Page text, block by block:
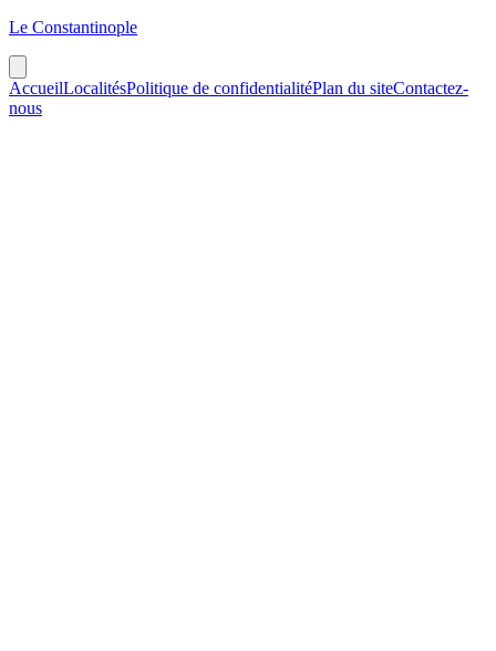
Le Constantinople
AccueilLocalitésPolitique de confidentialitéPlan du siteContactez-
nous